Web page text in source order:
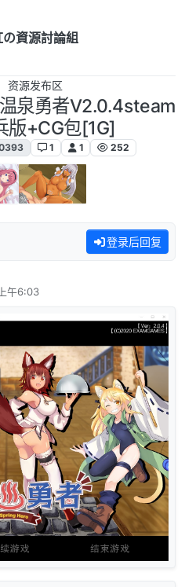
の資源討論組
资源发布区
泉勇者V2.0.4steam
版+CG包[1G]
1 1 252
登录后回复
午6:03